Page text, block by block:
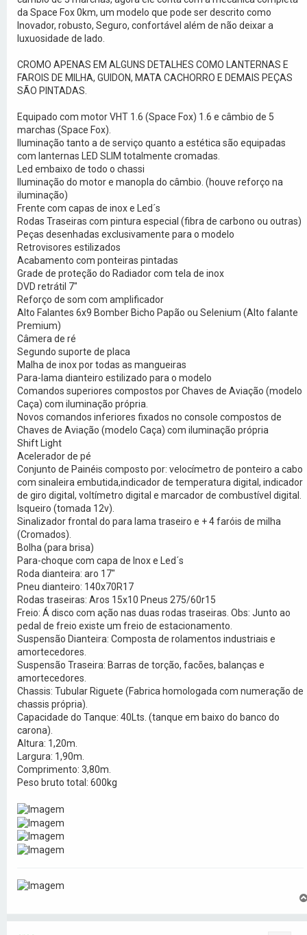
da Space Fox 0km, um modelo que pode ser descrito como
Inovador, robusto, Seguro, confortável além de não deixar a
luxuosidade de lado.
CROMO APENAS EM ALGUNS DETALHES COMO LANTERNAS E
FAROIS DE MILHA, GUIDON, MATA CACHORRO E DEMAIS PEÇAS
SÃO PINTADAS.
Equipado com motor VHT 1.6 (Space Fox) 1.6 e câmbio de 5
marchas (Space Fox).
Iluminação tanto a de serviço quanto a estética são equipadas
com lanternas LED SLIM totalmente cromadas.
Led embaixo de todo o chassi
Iluminação do motor e manopla do câmbio. (houve reforço na
iluminação)
Frente com capas de inox e Led´s
Rodas Traseiras com pintura especial (fibra de carbono ou outras)
Peças desenhadas exclusivamente para o modelo
Retrovisores estilizados
Acabamento com ponteiras pintadas
Grade de proteção do Radiador com tela de inox
DVD retrátil 7"
Reforço de som com amplificador
Alto Falantes 6x9 Bomber Bicho Papão ou Selenium (Alto falante
Premium)
Câmera de ré
Segundo suporte de placa
Malha de inox por todas as mangueiras
Para-lama dianteiro estilizado para o modelo
Comandos superiores compostos por Chaves de Aviação (modelo
Caça) com iluminação própria.
Novos comandos inferiores fixados no console compostos de
Chaves de Aviação (modelo Caça) com iluminação própria
Shift Light
Acelerador de pé
Conjunto de Painéis composto por: velocímetro de ponteiro a cabo
com sinaleira embutida,indicador de temperatura digital, indicador
de giro digital, voltímetro digital e marcador de combustível digital.
Isqueiro (tomada 12v).
Sinalizador frontal do para lama traseiro e + 4 faróis de milha
(Cromados).
Bolha (para brisa)
Para-choque com capa de Inox e Led´s
Roda dianteira: aro 17"
Pneu dianteiro: 140x70R17
Rodas traseiras: Aros 15x10 Pneus 275/60r15
Freio: Á disco com ação nas duas rodas traseiras. Obs: Junto ao
pedal de freio existe um freio de estacionamento.
Suspensão Dianteira: Composta de rolamentos industriais e
amortecedores.
Suspensão Traseira: Barras de torção, facões, balanças e
amortecedores.
Chassis: Tubular Riguete (Fabrica homologada com numeração de
chassis própria).
Capacidade do Tanque: 40Lts. (tanque em baixo do banco do
carona).
Altura: 1,20m.
Largura: 1,90m.
Comprimento: 3,80m.
Peso bruto total: 600kg